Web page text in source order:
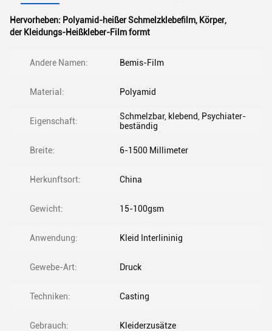
Hervorheben: Polyamid-heißer Schmelzklebefilm, Körper,
der Kleidungs-Heißkleber-Film formt
Andere Namen: Bemis-Film
Material: Polyamid
Eigenschaft:
Schmelzbar, klebend, Psychiater-
beständig
Breite: 6-1500 Millimeter
Herkunftsort: China
Gewicht: 15-100gsm
Anwendung: Kleid Interlininig
Gewebe-Art: Druck
Techniken: Casting
Gebrauch: Kleiderzusätze